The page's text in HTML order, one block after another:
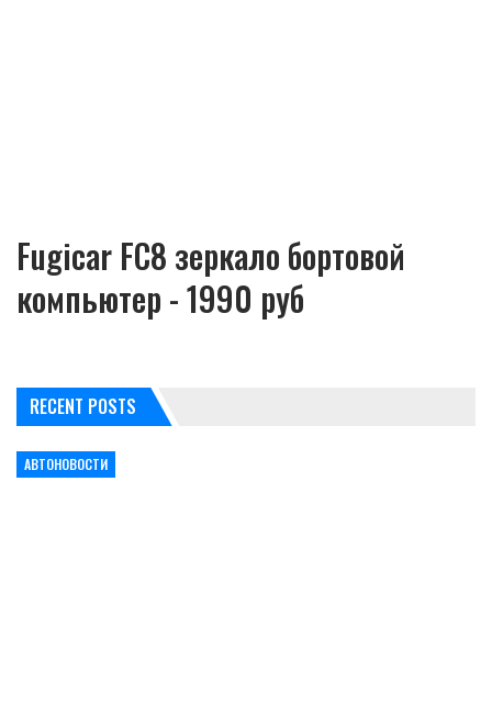
Fugicar FC8 зеркало бортовой
компьютер - 1990 руб
RECENT POSTS
АВТОНОВОСТИ